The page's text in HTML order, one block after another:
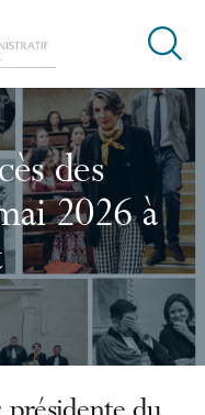
Ouvrir
de
des
2026 à